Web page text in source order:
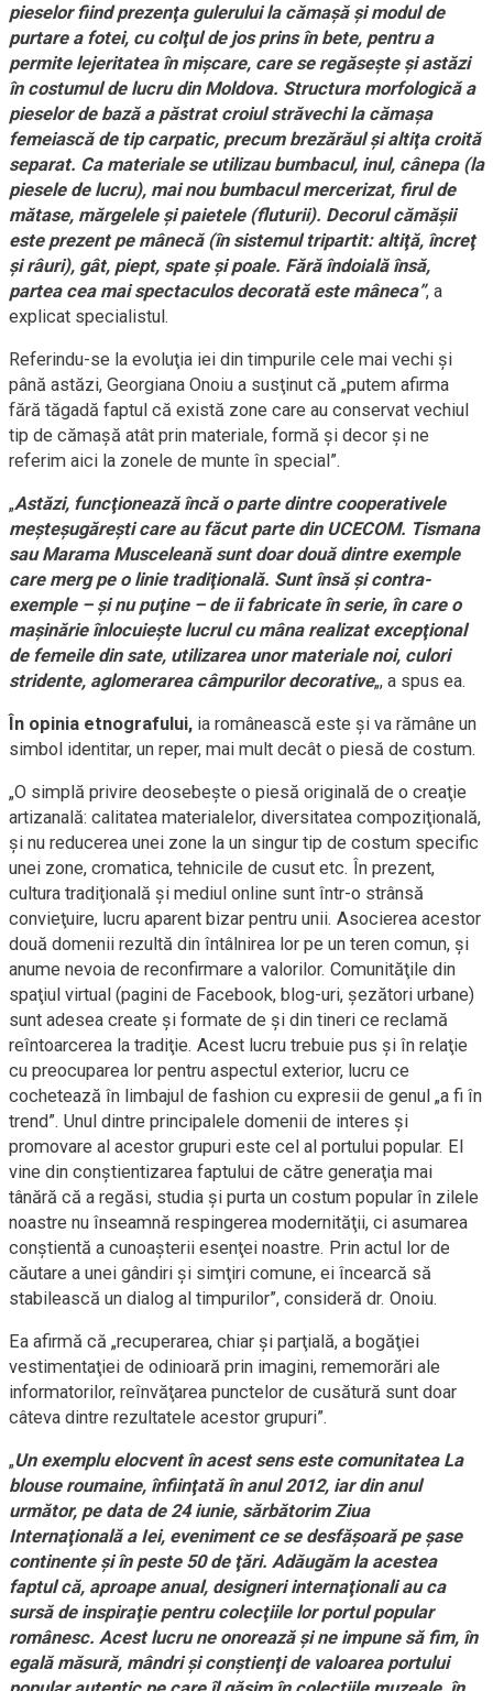
pieselor fiind prezenţa gulerului la cămaşă şi modul de
purtare a fotei, cu colţul de jos prins în bete, pentru a
permite lejeritatea în mişcare, care se regăseşte şi astăzi
în costumul de lucru din Moldova. Structura morfologică a
pieselor de bază a păstrat croiul străvechi la cămaşa
femeiască de tip carpatic, precum brezărăul şi altiţa croită
separat. Ca materiale se utilizau bumbacul, inul, cânepa (la
piesele de lucru), mai nou bumbacul mercerizat, firul de
mătase, mărgelele şi paietele (fluturii). Decorul cămăşii
este prezent pe mânecă (în sistemul tripartit: altiţă, încreţ
şi râuri), gât, piept, spate şi poale. Fără îndoială însă,
partea cea mai spectaculos decorată este mâneca”, a
explicat specialistul.
Referindu-se la evoluţia iei din timpurile cele mai vechi şi
până astăzi, Georgiana Onoiu a susţinut că „putem afirma
fără tăgadă faptul că există zone care au conservat vechiul
tip de cămaşă atât prin materiale, formă şi decor şi ne
referim aici la zonele de munte în special”.
„Astăzi, funcţionează încă o parte dintre cooperativele
meşteşugăreşti care au făcut parte din UCECOM. Tismana
sau Marama Musceleană sunt doar două dintre exemple
care merg pe o linie tradiţională. Sunt însă şi contra-
exemple – şi nu puţine – de ii fabricate în serie, în care o
maşinărie înlocuieşte lucrul cu mâna realizat excepţional
de femeile din sate, utilizarea unor materiale noi, culori
stridente, aglomerarea câmpurilor decorative„, a spus ea.
În opinia etnografului, ia românească este şi va rămâne un
simbol identitar, un reper, mai mult decât o piesă de costum.
„O simplă privire deosebeşte o piesă originală de o creaţie
artizanală: calitatea materialelor, diversitatea compoziţională,
şi nu reducerea unei zone la un singur tip de costum specific
unei zone, cromatica, tehnicile de cusut etc. În prezent,
cultura tradiţională şi mediul online sunt într-o strânsă
convieţuire, lucru aparent bizar pentru unii. Asocierea acestor
două domenii rezultă din întâlnirea lor pe un teren comun, şi
anume nevoia de reconfirmare a valorilor. Comunităţile din
spaţiul virtual (pagini de Facebook, blog-uri, şezători urbane)
sunt adesea create şi formate de şi din tineri ce reclamă
reîntoarcerea la tradiţie. Acest lucru trebuie pus şi în relaţie
cu preocuparea lor pentru aspectul exterior, lucru ce
cochetează în limbajul de fashion cu expresii de genul „a fi în
trend”. Unul dintre principalele domenii de interes şi
promovare al acestor grupuri este cel al portului popular. El
vine din conştientizarea faptului de către generaţia mai
tânără că a regăsi, studia şi purta un costum popular în zilele
noastre nu înseamnă respingerea modernităţii, ci asumarea
conştientă a cunoaşterii esenţei noastre. Prin actul lor de
căutare a unei gândiri şi simţiri comune, ei încearcă să
stabilească un dialog al timpurilor”, consideră dr. Onoiu.
Ea afirmă că „recuperarea, chiar şi parţială, a bogăţiei
vestimentaţiei de odinioară prin imagini, rememorări ale
informatorilor, reînvăţarea punctelor de cusătură sunt doar
câteva dintre rezultatele acestor grupuri”.
„Un exemplu elocvent în acest sens este comunitatea La
blouse roumaine, înfiinţată în anul 2012, iar din anul
următor, pe data de 24 iunie, sărbătorim Ziua
Internaţională a Iei, eveniment ce se desfăşoară pe şase
continente şi în peste 50 de ţări. Adăugăm la acestea
faptul că, aproape anual, designeri internaţionali au ca
sursă de inspiraţie pentru colecţiile lor portul popular
românesc. Acest lucru ne onorează şi ne impune să fim, în
egală măsură, mândri şi conştienţi de valoarea portului